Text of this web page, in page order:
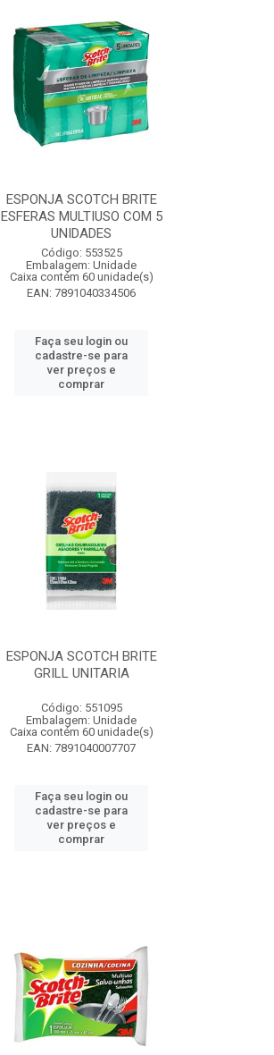
ESPONJA SCOTCH BRITE
ESFERAS MULTIUSO COM 5
UNIDADES
Código: 553525
Embalagem: Unidade
Caixa contém 60 unidade(s)
EAN: 7891040334506
Faça seu login ou
cadastre-se para
ver preços e
comprar
ESPONJA SCOTCH BRITE
GRILL UNITARIA
Código: 551095
Embalagem: Unidade
Caixa contém 60 unidade(s)
EAN: 7891040007707
Faça seu login ou
cadastre-se para
ver preços e
comprar